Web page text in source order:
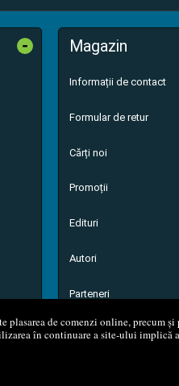
plasarea de comenzi online,
în continuare a site-ului implică
- Magazin
Informații de contact
Formular de retur
Cărți noi
Promoții
Edituri
Autori
Parteneri
© 2008 - 2026